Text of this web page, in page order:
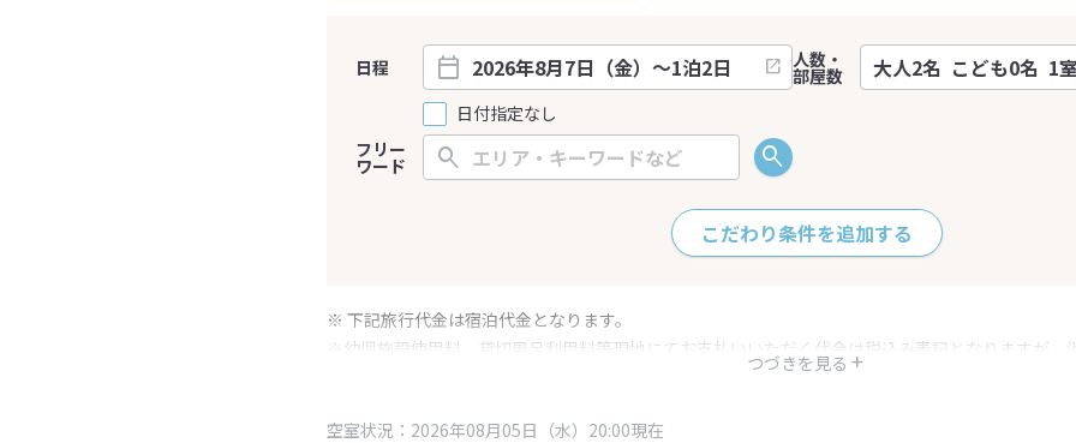
日程
日付指定なし
人数・
部屋数
フリー
ワード
こだわり条件を追加する
つづきを見る
※ 下記旅行代金は宿泊代金となります。
※幼児施設使用料、貸切風呂利用料等現地にてお支払いいただく代金は税込み表記となりますが、
空室状況：2026年08月05日（水）20:00現在